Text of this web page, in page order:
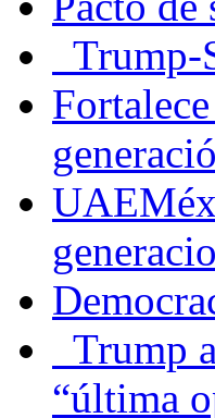
Trump-
Trump
“última